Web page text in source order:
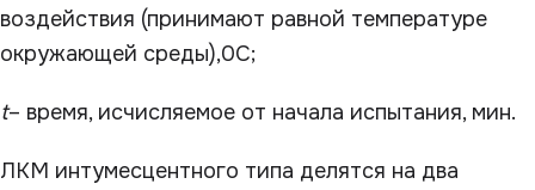
воздействия (принимают равной температуре
окружающей среды),0С;
t– время, исчисляемое от начала испытания, мин.
ЛКМ интумесцентного типа делятся на два